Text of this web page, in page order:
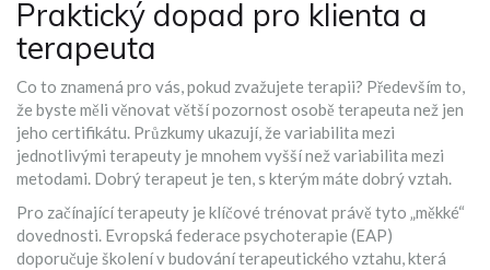
Praktický dopad pro klienta a
terapeuta
Co to znamená pro vás, pokud zvažujete terapii? Především to,
že byste měli věnovat větší pozornost osobě terapeuta než jen
jeho certifikátu. Průzkumy ukazují, že variabilita mezi
jednotlivými terapeuty je mnohem vyšší než variabilita mezi
metodami. Dobrý terapeut je ten, s kterým máte dobrý vztah.
Pro začínající terapeuty je klíčové trénovat právě tyto „měkké“
dovednosti. Evropská federace psychoterapie (EAP)
doporučuje školení v budování terapeutického vztahu, která